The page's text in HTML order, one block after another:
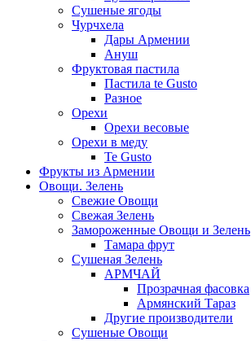
Сушеные ягоды
Чурчхела
Дары Армении
Ануш
Фруктовая пастила
Пастила te Gusto
Разное
Орехи
Орехи весовые
Орехи в меду
Te Gusto
Фрукты из Армении
Овощи. Зелень
Свежие Овощи
Свежая Зелень
Замороженные Овощи и Зелень
Тамара фрут
Сушеная Зелень
АРМЧАЙ
Прозрачная фасовка
Армянский Тараз
Другие производители
Сушеные Овощи